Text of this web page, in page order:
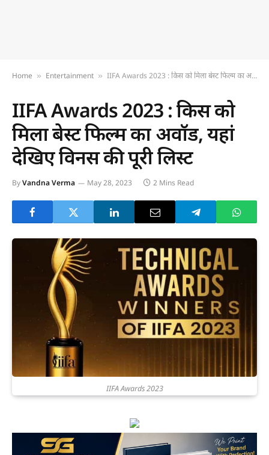
Home » Entertainment » IIFA Awards 2023 : किस को मिला बेस्ट फिल्म का अवॉर्ड, यहां देखिए विनर्स की पूरी लिस्ट
IIFA Awards 2023 : किस को
मिला बेस्ट फिल्म का अवॉर्ड, यहां
देखिए विनर्स की पूरी लिस्ट
ByVandna Verma May 28, 2023 2 Mins Read
IIFA Awards 2023